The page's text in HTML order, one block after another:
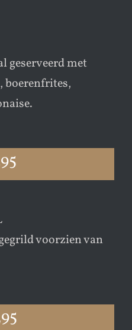
geserveerd met
boerenfrites,
voorzien van